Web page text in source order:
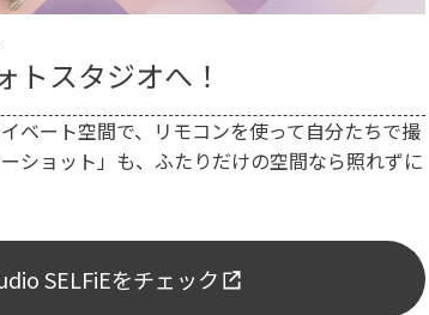
トスタジオへ！
ベート空間で、リモコンを使って自分たちで撮
ショット」も、ふたりだけの空間なら照れずに
SELFiEをチェック